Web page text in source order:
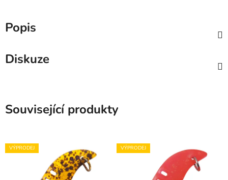
Popis
Diskuze
Související produkty
VÝPRODEJ VÝPRODEJ